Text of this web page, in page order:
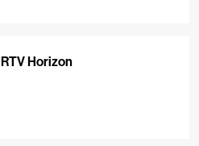
RTV Horizon